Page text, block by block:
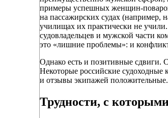
примеры успешных женщин-
на пассажирских судах
училищах их практически не
судовладельцев и мужской части
это «лишние проблемы»: и
Однако есть и позитивные сдвиги.
Некоторые российские
и отзывы экипажей
Трудности, с